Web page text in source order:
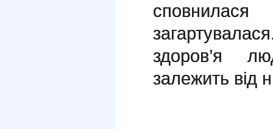
здоров’я
залежить від